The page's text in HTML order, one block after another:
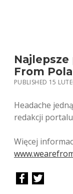
Najlepsze
From
PUBLISHED 15
Headache
redakcji
Więcej